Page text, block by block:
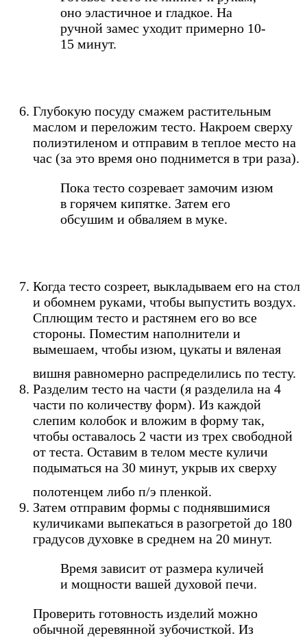
оно эластичное и гладкое. На
ручной замес уходит примерно 10-
15 минут.
Глубокую посуду смажем растительным
маслом и переложим тесто. Накроем сверху
полиэтиленом и отправим в теплое место на
час (за это время оно поднимется в три раза).
Пока тесто созревает замочим изюм
в горячем кипятке. Затем его
обсушим и обваляем в муке.
Когда тесто созреет, выкладываем его на стол
и обомнем руками, чтобы выпустить воздух.
Сплющим тесто и растянем его во все
стороны. Поместим наполнители и
вымешаем, чтобы изюм, цукаты и вяленая
вишня равномерно распределились по тесту.
Разделим тесто на части (я разделила на 4
части по количеству форм). Из каждой
слепим колобок и вложим в форму так,
чтобы оставалось 2 части из трех свободной
от теста. Оставим в телом месте куличи
подыматься на 30 минут, укрыв их сверху
полотенцем либо п/э пленкой.
Затем отправим формы с поднявшимися
куличиками выпекаться в разогретой до 180
градусов духовке в среднем на 20 минут.
Время зависит от размера куличей
и мощности вашей духовой печи.
Проверить готовность изделий можно
обычной деревянной зубочисткой. Из